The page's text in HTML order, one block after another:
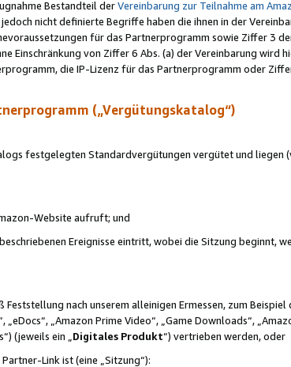
Bestandteil derVereinbarung zur Teilnahme am
nicht definierte Begriffe haben die ihnen in der
für das Partnerprogramm sowie Ziffer 3
Einschränkung von Ziffer 6 Abs. (a) der Vereinbarung wird
die IP-Lizenz für das Partnerprogramm oder
(„Vergütungskatalog“)
festgelegten Standardvergütungen vergütet und liegen
Website aufruft; und
Ereignisse eintritt, wobei die Sitzung beginnt,
nach unserem alleinigen Ermessen, zum Beispiel
„Amazon Prime Video“, „Game Downloads“,
(jeweils ein „ Digitales Produkt“) vertrieben werden, oder
Link ist (eine „Sitzung“):